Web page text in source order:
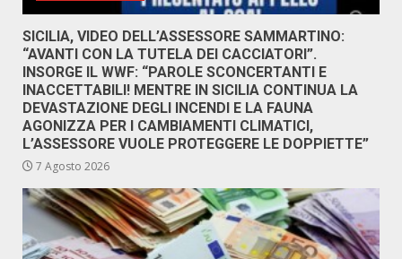
SICILIA, VIDEO DELL’ASSESSORE SAMMARTINO:
“AVANTI CON LA TUTELA DEI CACCIATORI”.
INSORGE IL WWF: “PAROLE SCONCERTANTI E
INACCETTABILI! MENTRE IN SICILIA CONTINUA LA
DEVASTAZIONE DEGLI INCENDI E LA FAUNA
AGONIZZA PER I CAMBIAMENTI CLIMATICI,
L’ASSESSORE VUOLE PROTEGGERE LE DOPPIETTE”
7 Agosto 2026